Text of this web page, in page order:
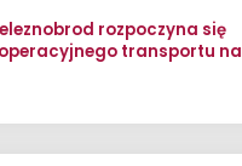
rozpoczyna się
transportu na